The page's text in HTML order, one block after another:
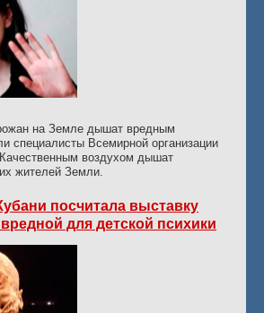
на Земле дышат вредным
специалисты Всемирной организации
воздухом дышат
жителей Земли.
посчитала выставку
для детской психики